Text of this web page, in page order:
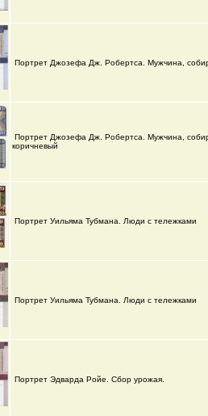
Портрет Джозефа Дж. Робертса. Мужчина,
Портрет Джозефа Дж. Робертса. Мужчина,
коричневый
Портрет Уильяма Тубмана. Люди с тележками
Портрет Уильяма Тубмана. Люди с тележками
Портрет Эдварда Ройе. Сбор урожая.